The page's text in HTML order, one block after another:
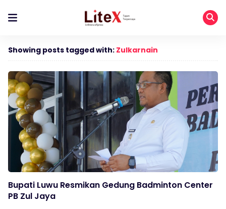
Showing posts tagged with: Zulkarnain
Bupati Luwu Resmikan Gedung Badminton Center
PB Zul Jaya